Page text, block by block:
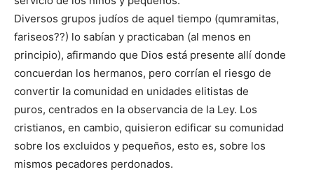
Diversos grupos judíos de aquel tiempo (qumramitas,
fariseos??) lo sabían y practicaban (al menos en
principio), afirmando que Dios está presente allí donde
concuerdan los hermanos, pero corrían el riesgo de
convertir la comunidad en unidades elitistas de
puros, centrados en la observancia de la Ley. Los
cristianos, en cambio, quisieron edificar su comunidad
sobre los excluidos y pequeños, esto es, sobre los
mismos pecadores perdonados.